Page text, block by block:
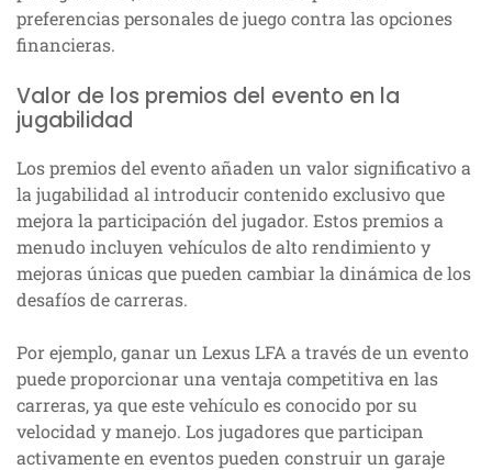
preferencias personales de juego contra las opciones
financieras.
Valor de los premios del evento en la
jugabilidad
Los premios del evento añaden un valor significativo a
la jugabilidad al introducir contenido exclusivo que
mejora la participación del jugador. Estos premios a
menudo incluyen vehículos de alto rendimiento y
mejoras únicas que pueden cambiar la dinámica de los
desafíos de carreras.
Por ejemplo, ganar un Lexus LFA a través de un evento
puede proporcionar una ventaja competitiva en las
carreras, ya que este vehículo es conocido por su
velocidad y manejo. Los jugadores que participan
activamente en eventos pueden construir un garaje